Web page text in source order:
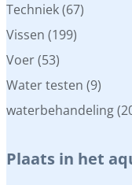
Techniek(67)
Vissen (199)
Voer(53)
Water testen (9)
waterbehandeling
Plaats in het